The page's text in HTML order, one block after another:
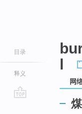
目录
释义
l
网